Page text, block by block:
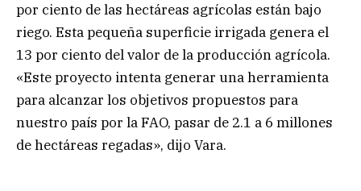
por ciento de las hectáreas agrícolas están bajo
riego. Esta pequeña superficie irrigada genera el
13 por ciento del valor de la producción agrícola.
«Este proyecto intenta generar una herramienta
para alcanzar los objetivos propuestos para
nuestro país por la FAO, pasar de 2.1 a 6 millones
de hectáreas regadas», dijo Vara.